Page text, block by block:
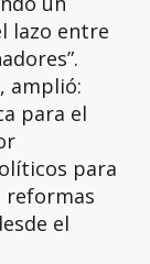
lazo entre
amplió:
para el
para
reformas
el